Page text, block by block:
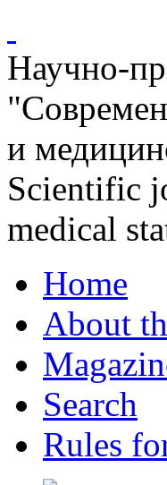
Научно-
и
Scientific
medical
Home
About
Search
Rules